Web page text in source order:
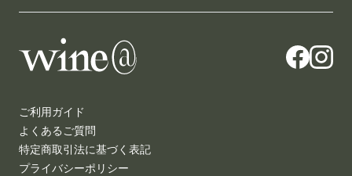
wine@とは
ご利用ガイド
よくあるご質問
特定商取引法に基づく表記
プライバシーポリシー